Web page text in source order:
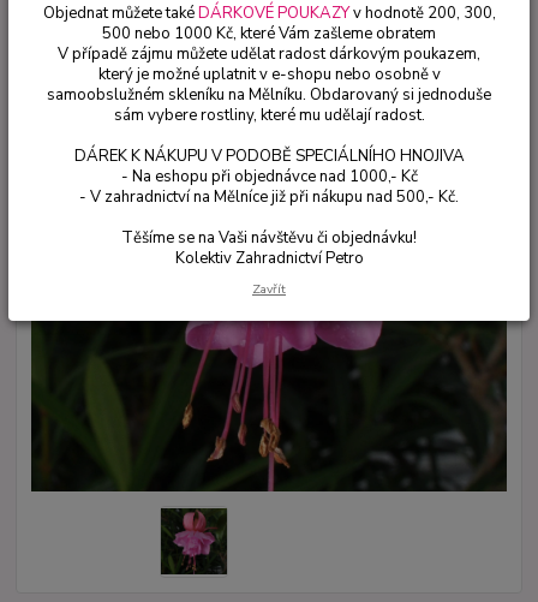
Objednat můžete takéDÁRKOVÉ POUKAZYv hodnotě 200, 300,
500 nebo 1000 Kč, které Vám zašleme obratem
V případě zájmu můžete udělat radost dárkovým poukazem,
který je možné uplatnit v e-shopu nebo osobně v
samoobslužném skleníku na Mělníku. Obdarovaný si jednoduše
sám vybere rostliny, které mu udělají radost.
DÁREK K NÁKUPU V PODOBĚ SPECIÁLNÍHO HNOJIVA
- Na eshopu při objednávce nad 1000,- Kč
- V zahradnictví na Mělníce již při nákupu nad 500,- Kč.
Těšíme se na Vaši návštěvu či objednávku!
Kolektiv Zahradnictví Petro
Zavřít